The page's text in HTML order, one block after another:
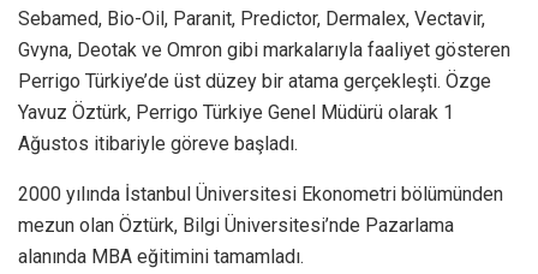
Sebamed, Bio-Oil, Paranit, Predictor, Dermalex, Vectavir,
Gvyna, Deotak ve Omron gibi markalarıyla faaliyet gösteren
Perrigo Türkiye’de üst düzey bir atama gerçekleşti. Özge
Yavuz Öztürk, Perrigo Türkiye Genel Müdürü olarak 1
Ağustos itibariyle göreve başladı.
2000 yılında İstanbul Üniversitesi Ekonometri bölümünden
mezun olan Öztürk, Bilgi Üniversitesi’nde Pazarlama
alanında MBA eğitimini tamamladı.